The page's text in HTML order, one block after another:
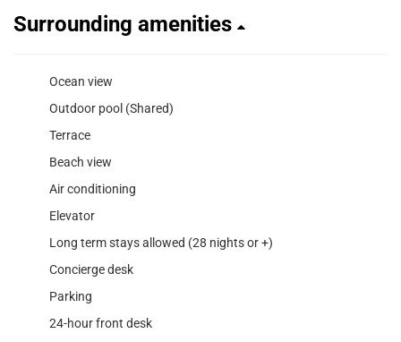
Surrounding amenities
Ocean view
Outdoor pool (Shared)
Terrace
Beach view
Air conditioning
Elevator
Long term stays allowed (28 nights or +)
Concierge desk
Parking
24-hour front desk